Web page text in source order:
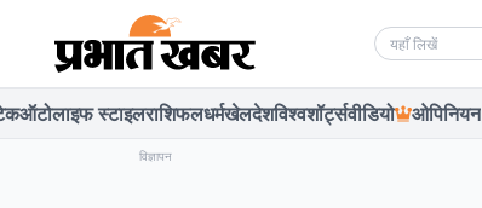
Search news
ऑटोलाइफ स्टाइलराशिफलधर्मखेलदेशविश्वशॉर्ट्सवीडियो ओपिनियन
विज्ञापन